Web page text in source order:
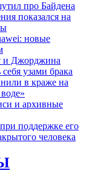
про Байдена
показался на
новые
и Джорджина
узами брака
в краже на
и архивные
поддержке его
человека